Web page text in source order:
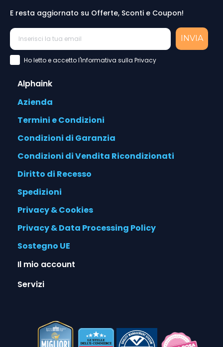
E resta aggiornato su Offerte, Sconti e Coupon!
INVIA
Accettazione Privacy Policy
Ho letto e accetto l'Informativa sulla Privacy
Alphaink
Azienda
Termini e Condizioni
Condizioni di Garanzia
Condizioni di Vendita Ricondizionati
Diritto di Recesso
Spedizioni
Privacy & Cookies
Privacy & Data Processing Policy
Sostegno UE
Il mio account
Servizi